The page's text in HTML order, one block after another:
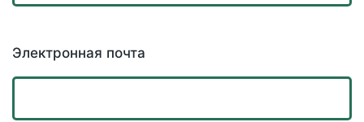
Электронная почта